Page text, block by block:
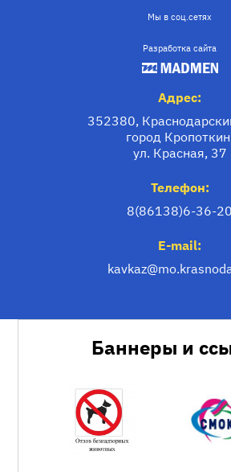
Мы в соц.сетях
Разработка сайта
Адрес:
352380,
город
ул. Красная, 37
Телефон:
8(86138)6-36-20
E-mail: